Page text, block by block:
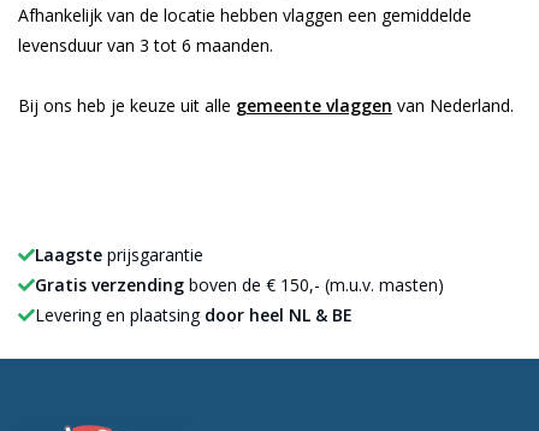
Afhankelijk van de locatie hebben vlaggen een gemiddelde
levensduur van 3 tot 6 maanden.
Bij ons heb je keuze uit alle gemeente vlaggen van Nederland.
Laagste prijsgarantie
Gratis verzending boven de € 150,- (m.u.v. masten)
Levering en plaatsing door heel NL & BE